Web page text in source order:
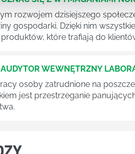
rozwojem dzisiejszego
gospodarki. Dzięki nim
które trafiają do
WEWNĘTRZNY
osoby zatrudnione na
jest przestrzeganie